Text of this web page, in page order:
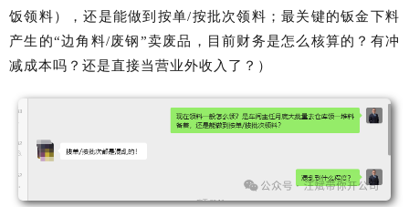
饭领料），还是能做到按单/按批次领料；最关键的钣金下料
产生的“边角料/废钢”卖废品，目前财务是怎么核算的？有冲
减成本吗？还是直接当营业外收入了？）